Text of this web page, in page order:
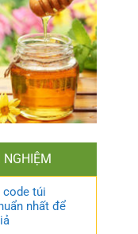
code túi
nhất để